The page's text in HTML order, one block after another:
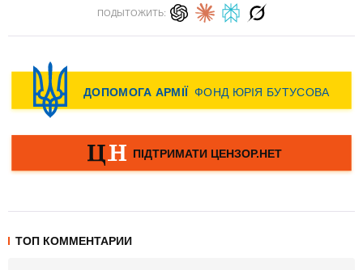
ПОДЫТОЖИТЬ:
ТОП КОММЕНТАРИИ